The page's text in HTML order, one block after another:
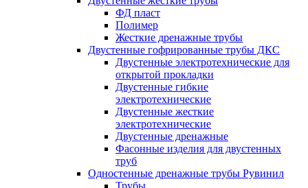
ФД пласт
Полимер
Жесткие дренажные трубы
Двустенные гофрированные трубы ДКС
Двустенные электротехнические для
открытой прокладки
Двустенные гибкие
электротехнические
Двустенные жесткие
электротехнические
Двустенные дренажные
Фасонные изделия для двустенных
труб
Одностенные дренажные трубы Рувинил
Трубы